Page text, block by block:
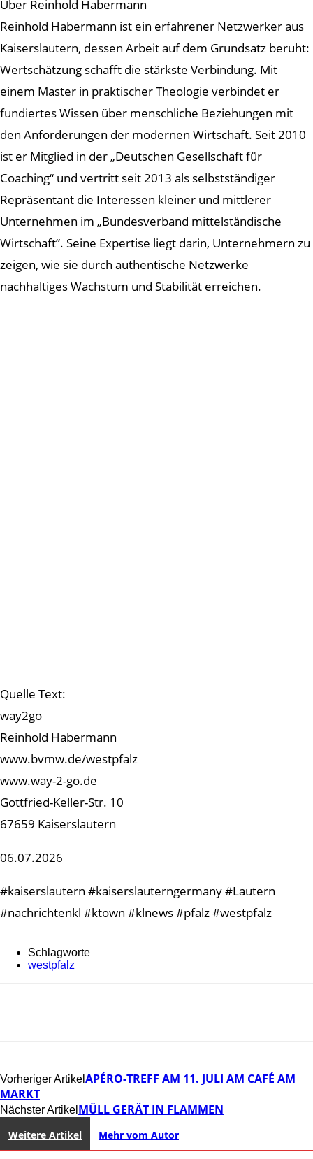
Über Reinhold Habermann
Reinhold Habermann ist ein erfahrener Netzwerker aus
Kaiserslautern, dessen Arbeit auf dem Grundsatz beruht:
Wertschätzung schafft die stärkste Verbindung. Mit
einem Master in praktischer Theologie verbindet er
fundiertes Wissen über menschliche Beziehungen mit
den Anforderungen der modernen Wirtschaft. Seit 2010
ist er Mitglied in der „Deutschen Gesellschaft für
Coaching“ und vertritt seit 2013 als selbstständiger
Repräsentant die Interessen kleiner und mittlerer
Unternehmen im „Bundesverband mittelständische
Wirtschaft“. Seine Expertise liegt darin, Unternehmern zu
zeigen, wie sie durch authentische Netzwerke
nachhaltiges Wachstum und Stabilität erreichen.
Quelle Text:
way2go
Reinhold Habermann
www.bvmw.de/westpfalz
www.way-2-go.de
Gottfried-Keller-Str. 10
67659 Kaiserslautern
06.07.2026
#kaiserslautern #kaiserslauterngermany #Lautern
#nachrichtenkl #ktown #klnews #pfalz #westpfalz
Schlagworte
westpfalz
Vorheriger Artikel APÉRO-TREFF AM 11. JULI AM CAFÉ AM
MARKT
Nächster Artikel MÜLL GERÄT IN FLAMMEN
Weitere Artikel Mehr vom Autor